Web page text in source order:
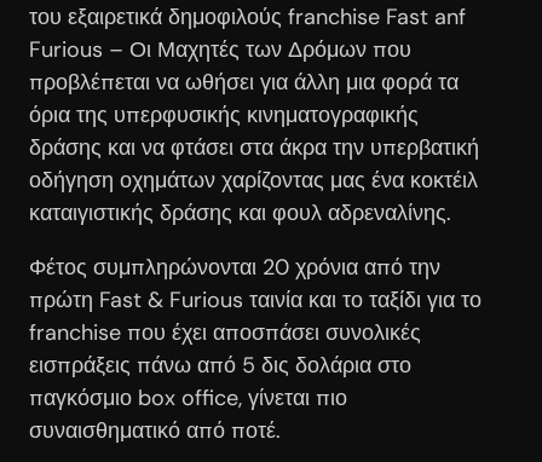
του εξαιρετικά δημοφιλούς franchise Fast anf
Furious – Οι Μαχητές των Δρόμων που
προβλέπεται να ωθήσει για άλλη μια φορά τα
όρια της υπερφυσικής κινηματογραφικής
δράσης και να φτάσει στα άκρα την υπερβατική
οδήγηση οχημάτων χαρίζοντας μας ένα κοκτέιλ
καταιγιστικής δράσης και φουλ αδρεναλίνης.
Φέτος συμπληρώνονται 20 χρόνια από την
πρώτη Fast & Furious ταινία και το ταξίδι για το
franchise που έχει αποσπάσει συνολικές
εισπράξεις πάνω από 5 δις δολάρια στο
παγκόσμιο box office, γίνεται πιο
συναισθηματικό από ποτέ.